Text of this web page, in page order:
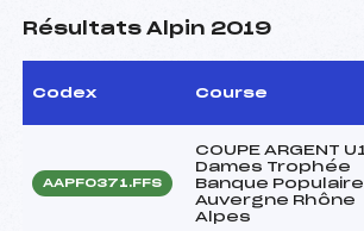
Résultats Alpin 2019
Codex Course
AAPF0371.FFS
COUPE ARGENT
Dames Trophée
Banque Populaire
Auvergne Rhône
Alpes